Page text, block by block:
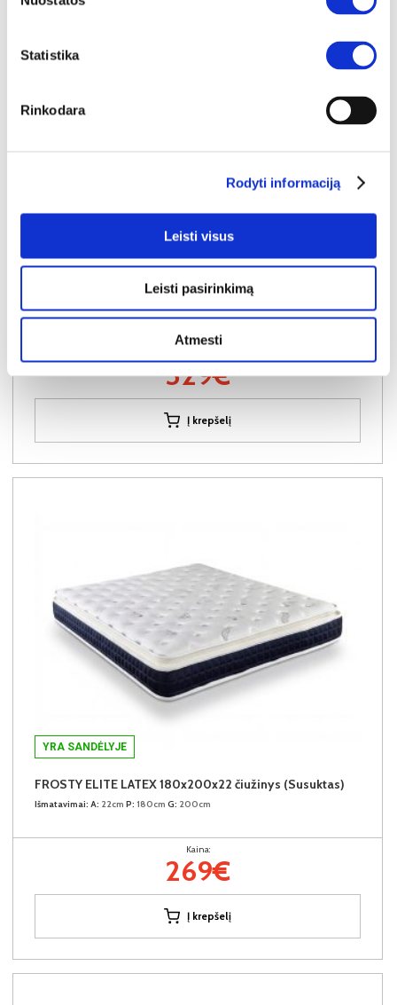
Statistika
Rinkodara
Rodyti informaciją
Leisti visus
Leisti pasirinkimą
Atmesti
AIR MEMORY 180x200x25 čiužinys
Išmatavimai:A:25cmP:180cmG:200cm
529€
Į krepšelį
YRA SANDĖLYJE
FROSTY ELITE LATEX 180x200x22 čiužinys (Susuktas)
Išmatavimai: A: 22cm P: 180cm G: 200cm
Kaina:
269€
Į krepšelį